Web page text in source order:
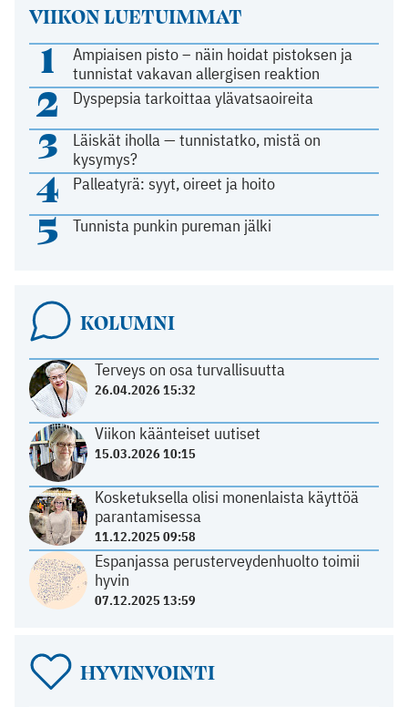
VIIKON LUETUIMMAT
1
Ampiaisen pisto – näin hoidat pistoksen ja
tunnistat vakavan allergisen reaktion
2 Dyspepsia tarkoittaa ylävatsaoireita
3
Läiskät iholla — tunnistatko, mistä on
kysymys?
4 Palleatyrä: syyt, oireet ja hoito
5 Tunnista punkin pureman jälki
KOLUMNI
Terveys on osa turvallisuutta
26.04.2026 15:32
Viikon käänteiset uutiset
15.03.2026 10:15
Kosketuksella olisi monenlaista käyttöä
parantamisessa
11.12.2025 09:58
Espanjassa perusterveydenhuolto toimii
hyvin
07.12.2025 13:59
HYVINVOINTI